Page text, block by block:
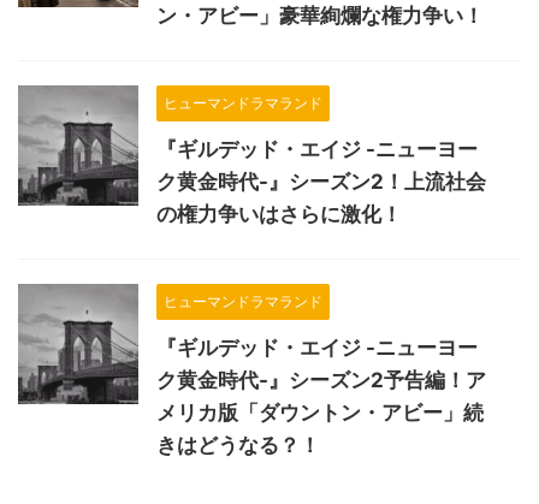
ン・アビー」豪華絢爛な権力争い！
ヒューマンドラマランド
『ギルデッド・エイジ -ニューヨー
ク黄金時代-』シーズン2！上流社会
の権力争いはさらに激化！
ヒューマンドラマランド
『ギルデッド・エイジ -ニューヨー
ク黄金時代-』シーズン2予告編！ア
メリカ版「ダウントン・アビー」続
きはどうなる？！